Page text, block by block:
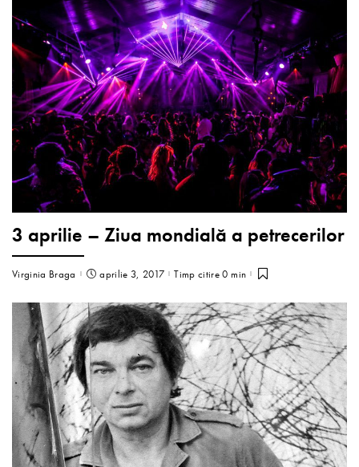
3 aprilie – Ziua mondială a petrecerilor
Virginia Braga aprilie 3, 2017 Timp citire 0 min